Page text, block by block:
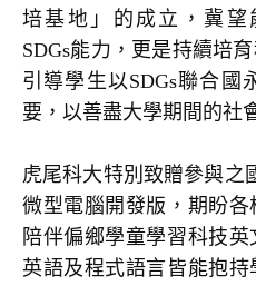
培基地」的成立，冀望
SDGs能力，更是持續培
引導學生以SDGs聯合國
要，以善盡大學期間的社
虎尾科大特別致贈參與之
微型電腦開發版，期盼各
陪伴偏鄉學童學習科技
英語及程式語言皆能抱